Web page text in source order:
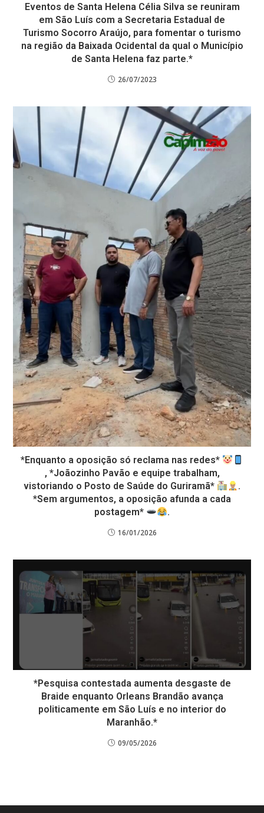
Eventos de Santa Helena Célia Silva se reuniram
em São Luís com a Secretaria Estadual de
Turismo Socorro Araújo, para fomentar o turismo
na região da Baixada Ocidental da qual o Município
de Santa Helena faz parte.*
26/07/2023
*Enquanto a oposição só reclama nas redes*
, *Joãozinho Pavão e equipe trabalham,
vistoriando o Posto de Saúde do Guriramã*
.
*Sem argumentos, a oposição afunda a cada
postagem*
.
16/01/2026
*Pesquisa contestada aumenta desgaste de
Braide enquanto Orleans Brandão avança
politicamente em São Luís e no interior do
Maranhão.*
09/05/2026